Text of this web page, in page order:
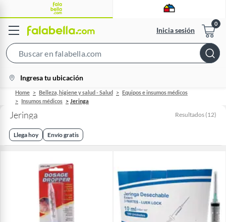
Inicia sesión
Bar
location-
icon
Ingresa tu ubicación
Home Belleza, higiene y salud - Salud
Equipos e insumos médicos
Insumos médicos
Jeringa
Jeringa Resultados (12)
Llega hoy Envío gratis